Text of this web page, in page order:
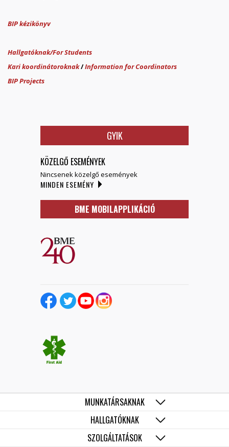
BIP kézikönyv
Hallgatóknak/For Students
Kari koordinátoroknak/Information for Coordinators
BIP Projects
GYIK
KÖZELGŐ ESEMÉNYEK
Nincsenek közelgő események
MINDEN ESEMÉNY
BME MOBILAPPLIKÁCIÓ
MUNKATÁRSAKNAK
HALLGATÓKNAK
SZOLGÁLTATÁSOK